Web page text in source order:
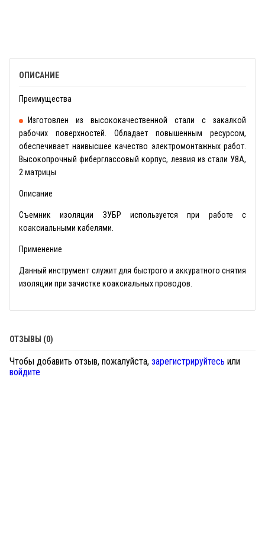
ОПИСАНИЕ
Преимущества
Изготовлен из высококачественной стали с закалкой
рабочих поверхностей. Обладает повышенным ресурсом,
обеспечивает наивысшее качество электромонтажных работ.
Высокопрочный фиберглассовый корпус, лезвия из стали У8А,
2 матрицы
Описание
Съемник изоляции ЗУБР используется при работе с
коаксиальными кабелями.
Применение
Данный инструмент служит для быстрого и аккуратного снятия
изоляции при зачистке коаксиальных проводов.
ОТЗЫВЫ (0)
Чтобы добавить отзыв, пожалуйста, зарегистрируйтесь или
войдите